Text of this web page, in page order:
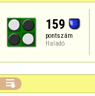
159
pontszám
Haladó
